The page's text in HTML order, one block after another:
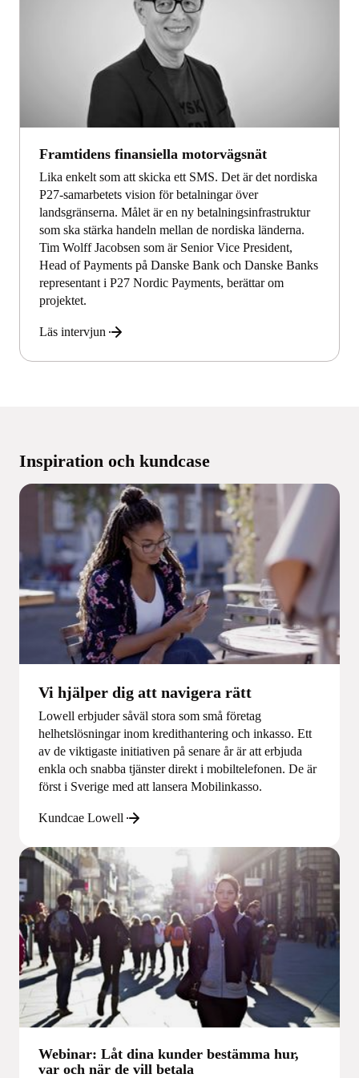
Framtidens finansiella motorvägsnät
Lika enkelt som att skicka ett SMS. Det är det nordiska
P27-samarbetets vision för betalningar över
landsgränserna. Målet är en ny betalningsinfrastruktur
som ska stärka handeln mellan de nordiska länderna.
Tim Wolff Jacobsen som är Senior Vice President,
Head of Payments på Danske Bank och Danske Banks
representant i P27 Nordic Payments, berättar om
projektet.
Läs intervjun
Inspiration och kundcase
Vi hjälper dig att navigera rätt
Lowell erbjuder såväl stora som små företag
helhetslösningar inom kredithantering och inkasso. Ett
av de viktigaste initiativen på senare år är att erbjuda
enkla och snabba tjänster direkt i mobiltelefonen. De är
först i Sverige med att lansera Mobilinkasso.
Kundcae Lowell
Webinar: Låt dina kunder bestämma hur,
var och när de vill betala